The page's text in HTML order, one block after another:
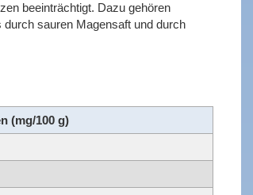
beeinträchtigt. Dazu gehören
sauren Magensaft und durch
(mg/100 g)